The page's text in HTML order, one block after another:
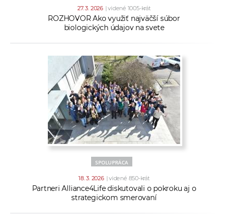
27. 3. 2026 | videné 1005-krát
ROZHOVOR Ako využiť najväčší súbor
biologických údajov na svete
SPOLUPRÁCA
18. 3. 2026 | videné 850-krát
Partneri Alliance4Life diskutovali o pokroku aj o
strategickom smerovaní